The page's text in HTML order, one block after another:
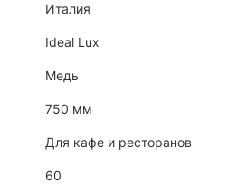
Италия
Ideal Lux
Медь
750 мм
Для кафе и ресторанов
60